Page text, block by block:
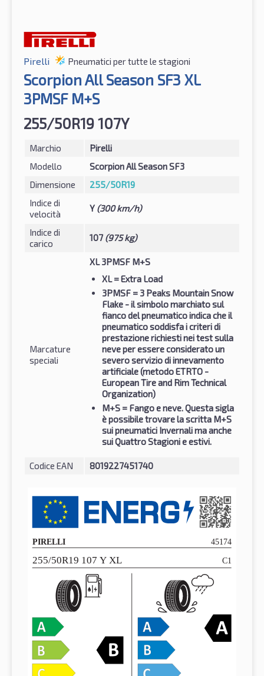
Pirelli Pneumatici per tutte le stagioni
Scorpion All Season SF3 XL
3PMSF M+S
255/50R19 107Y
Marchio
Pirelli
Modello
Scorpion All Season SF3
Dimensione
255/50R19
Indice di
velocità
Y (300 km/h)
Indice di
carico
107 (975 kg)
Marcature
speciali
XL 3PMSF M+S
XL= Extra Load
3PMSF = 3 Peaks Mountain Snow
Flake - il simbolo marchiato sul
fianco del pneumatico indica che il
pneumatico soddisfa i criteri di
prestazione richiesti nei test sulla
neve per essere considerato un
severo servizio di innevamento
artificiale (metodo ETRTO -
European Tire and Rim Technical
Organization)
M+S = Fango e neve. Questa sigla
è possibile trovare la scritta M+S
sui pneumatici Invernali ma anche
sui Quattro Stagioni e estivi.
Codice EAN 8019227451740